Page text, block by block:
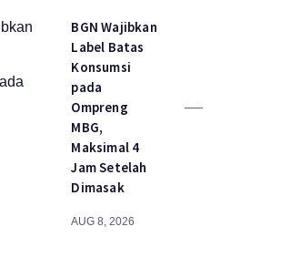
BGN Wajibkan
Label Batas
Konsumsi
pada
Ompreng
MBG,
Maksimal 4
Jam Setelah
Dimasak
AUG 8, 2026